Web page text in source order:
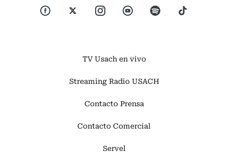
TV Usach en vivo
Streaming Radio USACH
Contacto Prensa
Contacto Comercial
Servel